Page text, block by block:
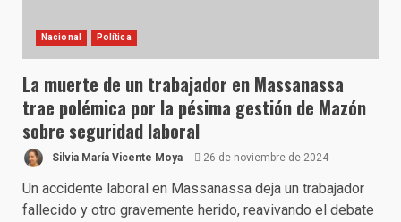
Nacional Política
La muerte de un trabajador en Massanassa
trae polémica por la pésima gestión de Mazón
sobre seguridad laboral
Silvia María Vicente Moya 26 de noviembre de 2024
Un accidente laboral en Massanassa deja un trabajador
fallecido y otro gravemente herido, reavivando el debate